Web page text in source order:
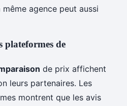
agence peut aussi
plateformes de
de prix affichent
leurs partenaires. Les
montrent que les avis